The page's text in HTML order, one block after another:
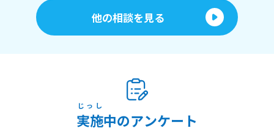
他の相談を見る
実施
じっし
中のアンケート